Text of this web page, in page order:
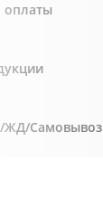
оплаты
ЖД/Самовывоз